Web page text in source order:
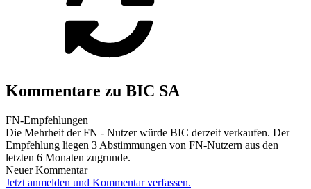
Kommentare zu BIC SA
FN-Empfehlungen
Die Mehrheit der FN - Nutzer würde BIC derzeit verkaufen. Der
Empfehlung liegen 3 Abstimmungen von FN-Nutzern aus den
letzten 6 Monaten zugrunde.
Neuer Kommentar
Jetzt anmelden und Kommentar verfassen.